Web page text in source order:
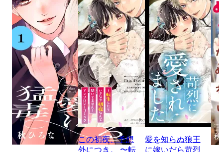
この初夜、予想
外につき。 〜転
愛を知らぬ狼王
に嫁いだら苛烈